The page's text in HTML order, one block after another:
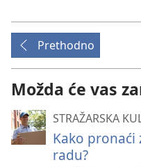
Prethodno
Možda će vas
STRAŽARSKA
Kako
radu?